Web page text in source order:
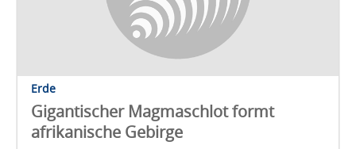
Erde
Gigantischer Magmaschlot formt
afrikanische Gebirge